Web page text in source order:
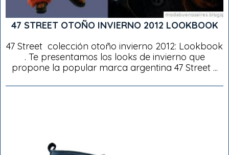
47 STREET OTOÑO INVIERNO 2012 LOOKBOOK
47 Street colección otoño invierno 2012: Lookbook
. Te presentamos los looks de invierno que
propone la popular marca argentina 47 Street ...